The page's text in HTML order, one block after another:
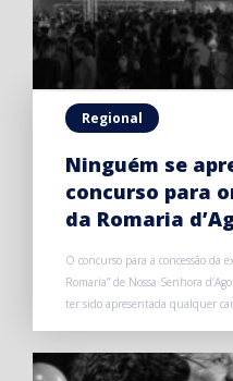
Regional
Ninguém se
concurso para
da Romaria
O concurso para a concessão da
Romaria” de Nossa Senhora
ter sido apresentada qualquer